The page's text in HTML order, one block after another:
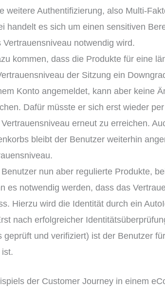
weitere Authentifizierung, also Multi-
handelt es sich um einen sensitiven
Vertrauensniveau notwendig wird.
kommen, dass die Produkte für eine
der Sitzung ein
Konto angemeldet, kann aber keine
Dafür müsste er sich erst wieder
erneut zu erreichen.
bleibt der Benutzer weiterhin
nun aber regulierte Produkte,
es notwendig werden, dass das
Hierzu wird die Identität durch ein
nach erfolgreicher
geprüft und verifiziert) ist der Benutzer
der Customer Journey in einem